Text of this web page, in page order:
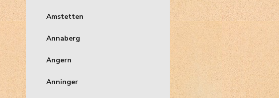
Amstetten
Annaberg
Angern
Anninger